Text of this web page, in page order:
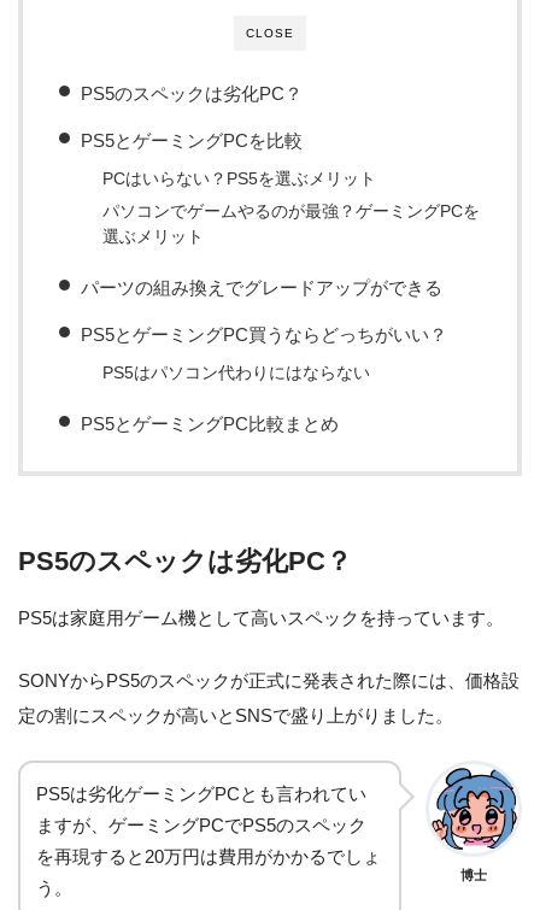
CLOSE
PS5のスペックは劣化PC？
PS5とゲーミングPCを比較
PCはいらない？PS5を選ぶメリット
パソコンでゲームやるのが最強？ゲーミングPCを
選ぶメリット
パーツの組み換えでグレードアップができる
PS5とゲーミングPC買うならどっちがいい？
PS5はパソコン代わりにはならない
PS5とゲーミングPC比較まとめ
PS5のスペックは劣化PC？
PS5は家庭用ゲーム機として高いスペックを持っています。
SONYからPS5のスペックが正式に発表された際には、価格設
定の割にスペックが高いとSNSで盛り上がりました。
PS5は劣化ゲーミングPCとも言われてい
ますが、ゲーミングPCでPS5のスペック
を再現すると20万円は費用がかかるでしょ
う。
博士